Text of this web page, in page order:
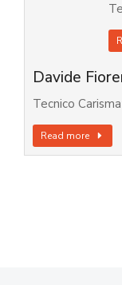
Davide
Tecnico
Read more